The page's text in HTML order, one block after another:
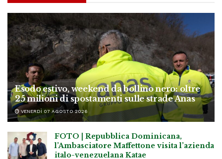
Esodo estivo, weekend da bollino nero: oltre
25 milioni di spostamenti sulle strade Anas
VENERDÌ 07 AGOSTO 2026
FOTO | Repubblica Dominicana,
l’Ambasciatore Maffettone visita l’azienda
italo-venezuelana Katae